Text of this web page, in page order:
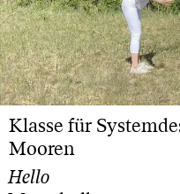
Klasse für
Mooren
Hello